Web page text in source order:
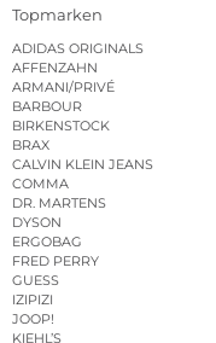
Topmarken
ADIDAS ORIGINALS
AFFENZAHN
ARMANI/PRIVÉ
BARBOUR
BIRKENSTOCK
BRAX
CALVIN KLEIN JEANS
COMMA
DR. MARTENS
DYSON
ERGOBAG
FRED PERRY
GUESS
IZIPIZI
JOOP!
KIEHL’S